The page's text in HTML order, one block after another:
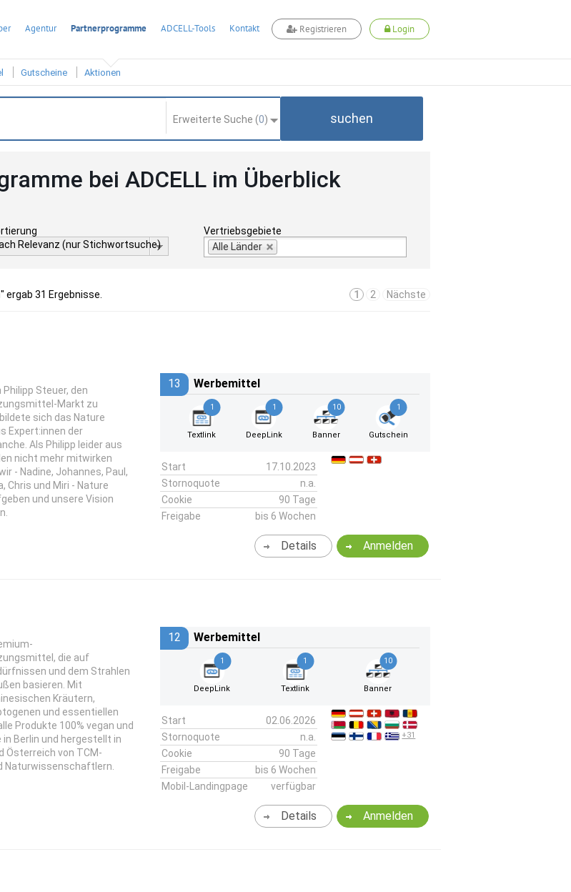
Agentur Partnerprogramme ADCELL-Tools Kontakt Registrieren Login
Gutscheine Aktionen
Erweiterte Suche (0) suchen
bei ADCELL im Überblick
Relevanz (nur Stichwortsuche)
Vertriebsgebiete
Alle Länder
" ergab 31 Ergebnisse. 1 2 Nächste
Philipp Steuer, den
Markt zu
sich das Nature
Expert:innen der
Als Philipp leider aus
nicht mehr mitwirken
- Nadine, Johannes, Paul,
Chris und Miri - Nature
und unsere Vision
13 Werbemittel
1
Textlink
1
DeepLink
10
Banner
1
Gutschein
Start
17.10.2023
Stornoquote
n.a.
Cookie
90 Tage
Freigabe
bis 6 Wochen
Anmelden
Details
die auf
und dem Strahlen
basieren. Mit
Kräutern,
und essentiellen
Produkte 100% vegan und
Berlin und hergestellt in
Österreich von TCM-
Naturwissenschaftlern.
12 Werbemittel
1
DeepLink
1
Textlink
10
Banner
Start
02.06.2026
Stornoquote
n.a.
Cookie
90 Tage
Freigabe
bis 6 Wochen
Mobil-Landingpage
verfügbar
+31
Anmelden
Details